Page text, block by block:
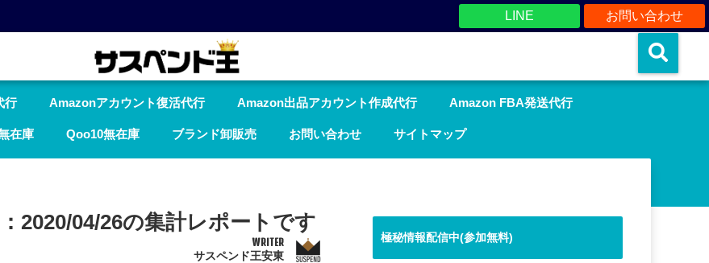
お問い合わせ
LINE
行 Amazonアカウント復活代行 Amazon出品アカウント作成代行 Amazon FBA発送代行
在庫 Qoo10無在庫 ブランド卸販売 お問い合わせ サイトマップ
2020/04/26の集計レポートです
WRITER
サスペンド王安東
極秘情報配信中(参加無料)